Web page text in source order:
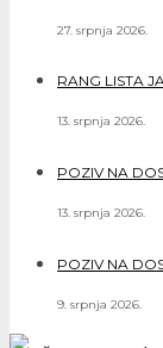
27. srpnja 2026.
RANG LISTA
13. srpnja 2026.
POZIV NA
13. srpnja 2026.
POZIV NA
9. srpnja 2026.